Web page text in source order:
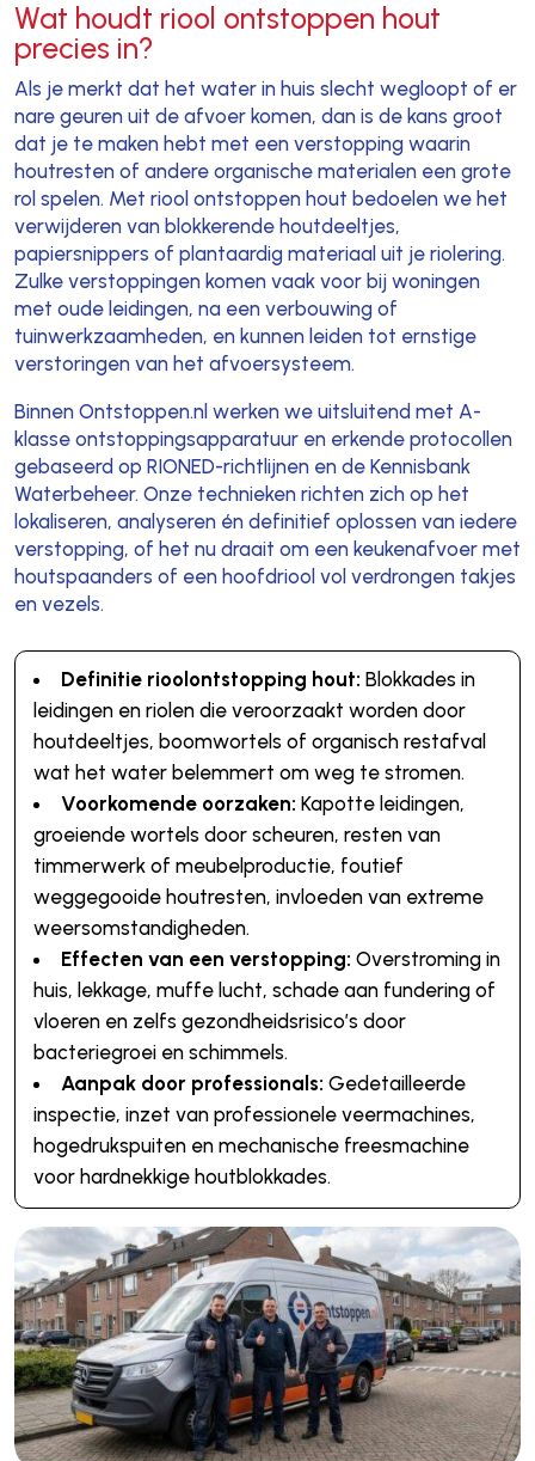
Wat houdt riool ontstoppen hout
precies in?
Als je merkt dat het water in huis slecht wegloopt of er
nare geuren uit de afvoer komen, dan is de kans groot
dat je te maken hebt met een verstopping waarin
houtresten of andere organische materialen een grote
rol spelen. Met riool ontstoppen hout bedoelen we het
verwijderen van blokkerende houtdeeltjes,
papiersnippers of plantaardig materiaal uit je riolering.
Zulke verstoppingen komen vaak voor bij woningen
met oude leidingen, na een verbouwing of
tuinwerkzaamheden, en kunnen leiden tot ernstige
verstoringen van het afvoersysteem.
Binnen Ontstoppen.nl werken we uitsluitend met A-
klasse ontstoppingsapparatuur en erkende protocollen
gebaseerd op RIONED-richtlijnen en de Kennisbank
Waterbeheer. Onze technieken richten zich op het
lokaliseren, analyseren én definitief oplossen van iedere
verstopping, of het nu draait om een keukenafvoer met
houtspaanders of een hoofdriool vol verdrongen takjes
en vezels.
Definitie rioolontstopping hout: Blokkades in
leidingen en riolen die veroorzaakt worden door
houtdeeltjes, boomwortels of organisch restafval
wat het water belemmert om weg te stromen.
Voorkomende oorzaken: Kapotte leidingen,
groeiende wortels door scheuren, resten van
timmerwerk of meubelproductie, foutief
weggegooide houtresten, invloeden van extreme
weersomstandigheden.
Effecten van een verstopping: Overstroming in
huis, lekkage, muffe lucht, schade aan fundering of
vloeren en zelfs gezondheidsrisico’s door
bacteriegroei en schimmels.
Aanpak door professionals: Gedetailleerde
inspectie, inzet van professionele veermachines,
hogedrukspuiten en mechanische freesmachine
voor hardnekkige houtblokkades.